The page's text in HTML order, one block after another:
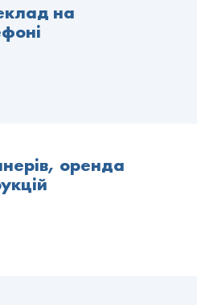
на
оренда